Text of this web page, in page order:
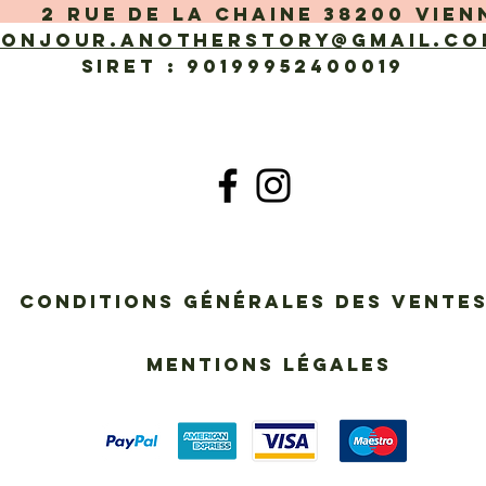
rue de la Chaine 38200
SIRET : 90199952400019
Conditions générales des
Mentions légales